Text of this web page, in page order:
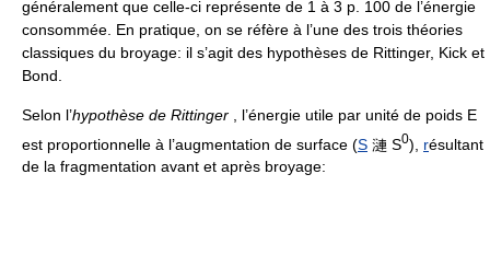
généralement que celle-ci représente de 1 à 3 p. 100 de l’énergie
consommée. En pratique, on se réfère à l’une des trois théories
classiques du broyage: il s’agit des hypothèses de Rittinger, Kick et
Bond.
Selon l’hypothèse de Rittinger , l’énergie utile par unité de poids E
est proportionnelle à l’augmentation de surface (S 漣 S0), résultant
de la fragmentation avant et après broyage: